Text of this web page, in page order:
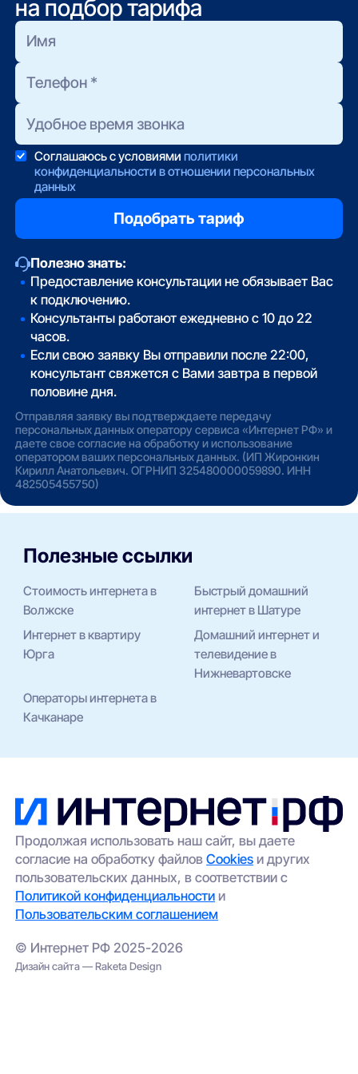
на подбор тарифа
Соглашаюсь с условиями политики
конфиденциальности в отношении персональных
данных
Полезно знать:
Предоставление консультации не обязывает Вас
к подключению.
Консультанты работают ежедневно с 10 до 22
часов.
Если свою заявку Вы отправили после 22:00,
консультант свяжется с Вами завтра в первой
половине дня.
Отправляя заявку вы подтверждаете передачу
персональных данных оператору сервиса «Интернет РФ» и
даете свое согласие на обработку и использование
оператором ваших персональных данных. (ИП Жиронкин
Кирилл Анатольевич. ОГРНИП 325480000059890. ИНН
482505455750)
Полезные ссылки
Стоимость интернета в
Волжске
Быстрый домашний
интернет в Шатуре
Интернет в квартиру
Юрга
Домашний интернет и
телевидение в
Нижневартовске
Операторы интернета в
Качканаре
Продолжая использовать наш сайт, вы даете
согласие на обработку файловCookies и других
пользовательских данных, в соответствии с
Политикой конфиденциальности и
Пользовательским соглашением
© Интернет РФ 2025-2026
Дизайн сайта — Raketa Design